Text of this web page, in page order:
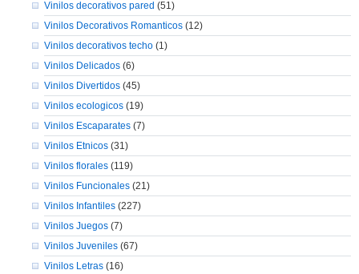
Vinilos decorativos pared (51)
Vinilos Decorativos Romanticos(12)
Vinilos decorativos techo(1)
Vinilos Delicados(6)
Vinilos Divertidos(45)
Vinilos ecologicos(19)
Vinilos Escaparates(7)
Vinilos Etnicos(31)
Vinilos florales(119)
Vinilos Funcionales(21)
Vinilos Infantiles(227)
Vinilos Juegos(7)
Vinilos Juveniles(67)
Vinilos Letras(16)